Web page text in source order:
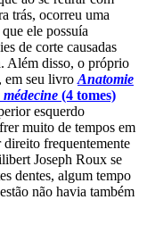
trás, ocorreu uma
ele possuía
de corte causadas
Além disso, o próprio
em seu livro Anatomie
(4 tomes)
esquerdo
muito de tempos em
frequentemente
Joseph Roux se
dentes, algum tempo
não havia também